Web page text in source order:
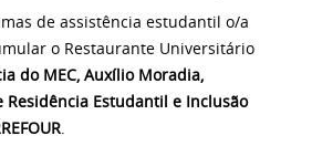
de assistência estudantil o/a
o Restaurante Universitário
do MEC, Auxílio Moradia,
Residência Estudantil e Inclusão
.